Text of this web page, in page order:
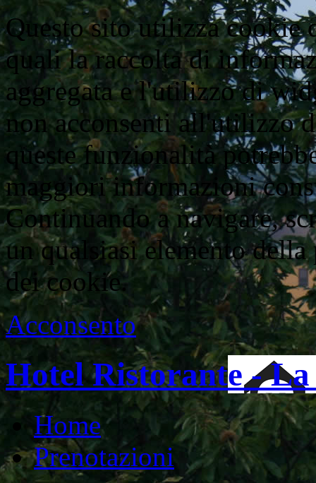
Questo sito utilizza cookie
quali la raccolta di
aggregata e l'utilizzo di
non acconsenti all'utilizzo
queste funzionalità
maggiori informazioni
Continuando a navigare,
un qualsiasi elemento
dei cookie.
Acconsento
Hotel Ristorante - La
Home
Prenotazioni